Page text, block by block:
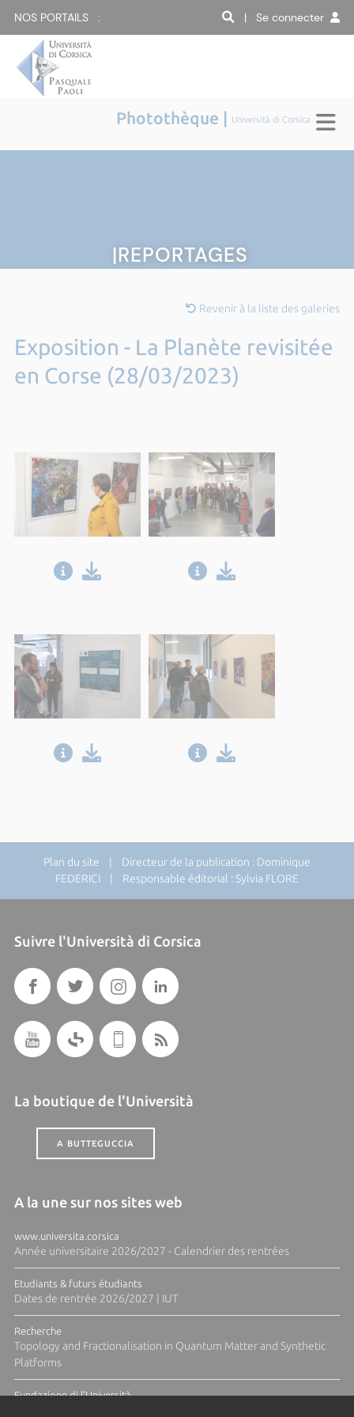
NOS PORTAILS : | Se connecter
Photothèque | Università di Corsica
|REPORTAGES
Revenir à la liste des galeries
Exposition - La Planète revisitée
en Corse (28/03/2023)
Plan du site | Directeur de la publication : Dominique
FEDERICI | Responsable éditorial : Sylvia FLORE
Suivre l'Università di Corsica
La boutique de l'Università
A BUTTEGUCCIA
A la une sur nos sites web
www.universita.corsica
Année universitaire 2026/2027 - Calendrier des rentrées
Etudiants & futurs étudiants
Dates de rentrée 2026/2027 | IUT
Recherche
Topology and Fractionalisation in Quantum Matter and Synthetic
Platforms
Fundazione di l'Università